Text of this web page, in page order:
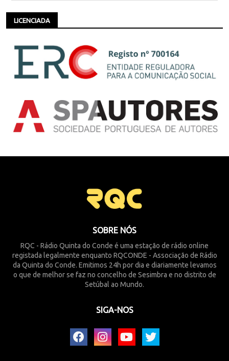
LICENCIADA
SOBRE NÓS
RQC - Rádio Quinta do Conde é uma estação de rádio online
registada legalmente enquanto RQCONDE - Associação de Rádio
da Quinta do Conde. Emitimos 24h por dia e diariamente levamos
o que de melhor se faz no concelho de Sesimbra e no distrito de
Setúbal ao Mundo.
SIGA-NOS